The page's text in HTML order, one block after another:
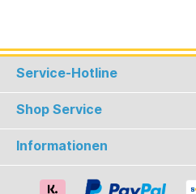
Service-Hotline
Shop Service
Informationen